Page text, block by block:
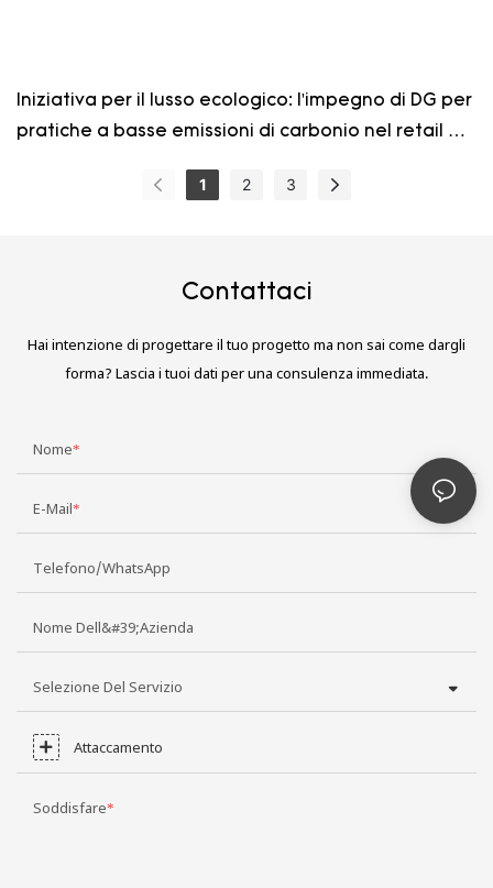
Iniziativa per il lusso ecologico: l'impegno di DG per
pratiche a basse emissioni di carbonio nel retail di
1 2 3
Contattaci
Hai intenzione di progettare il tuo progetto ma non sai come dargli
forma? Lascia i tuoi dati per una consulenza immediata.
Nome
E-Mail
Telefono/WhatsApp
Nome Dell&#39;azienda
Selezione Del Servizio
Attaccamento
Soddisfare